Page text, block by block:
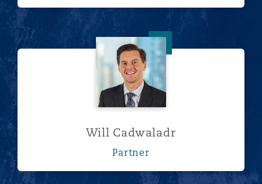
Will Cadwaladr
Will Cadwaladr
Partner